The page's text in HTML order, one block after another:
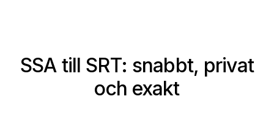
SSA till SRT: snabbt, privat
och exakt